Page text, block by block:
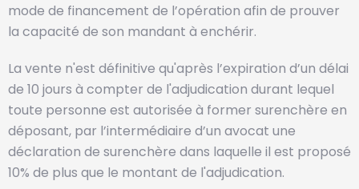
mode de financement de l’opération afin de prouver
la capacité de son mandant à enchérir.
La vente n'est définitive qu'après l’expiration d’un délai
de 10 jours à compter de l'adjudication durant lequel
toute personne est autorisée à former surenchère en
déposant, par l’intermédiaire d’un avocat une
déclaration de surenchère dans laquelle il est proposé
10% de plus que le montant de l'adjudication.